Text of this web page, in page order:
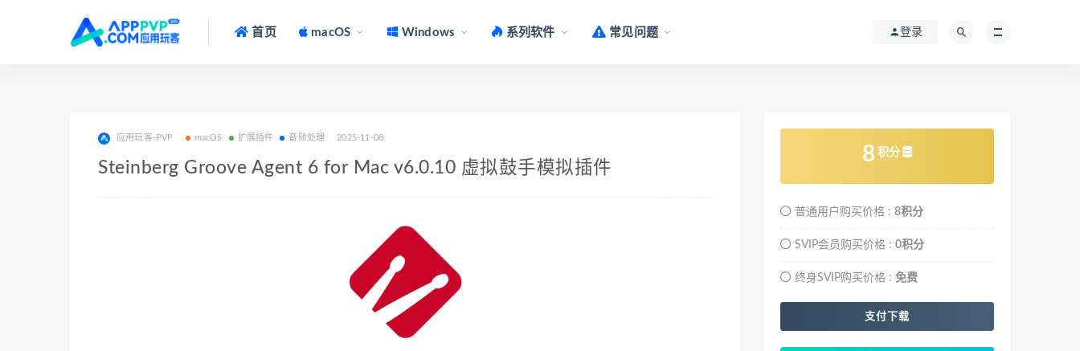
首页 macOS Windows 系列软件 常见问题 登录
应用玩客-PVP macOS 扩展插件 音频处理 2025-11-08
Steinberg Groove Agent 6 for Mac v6.0.10 虚拟鼓手模拟插件
8 积分
普通用户购买价格 : 8积分
SVIP会员购买价格 : 0积分
终身SVIP购买价格 : 免费
支付下载